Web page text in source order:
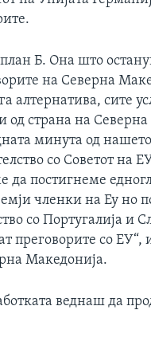
Б. Она што
на Северна
алтернатива, сите
од страна на
минута од нашето
со Советот на
да постигнеме
членки на Еу но
со Португалија и
преговорите со ЕУ“,
Македонија.
веднаш да